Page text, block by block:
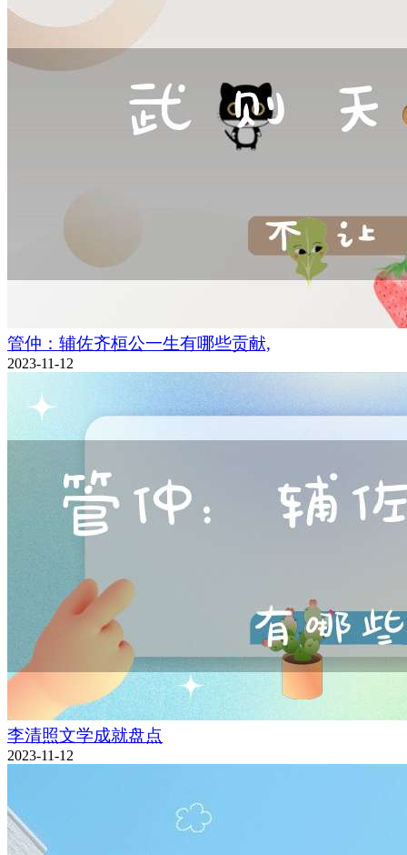
管仲：辅佐齐桓公一生有哪些贡献,
2023-11-12
李清照文学成就盘点
2023-11-12